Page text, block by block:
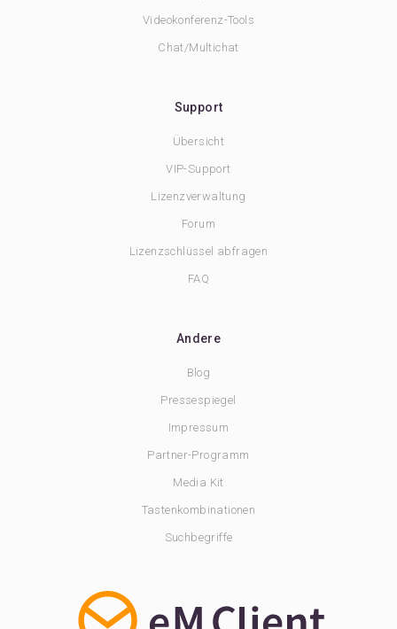
Videokonferenz-Tools
Chat/Multichat
Support
Übersicht
VIP-Support
Lizenzverwaltung
Forum
Lizenzschlüssel abfragen
FAQ
Andere
Blog
Pressespiegel
Impressum
Partner-Programm
Media Kit
Tastenkombinationen
Suchbegriffe